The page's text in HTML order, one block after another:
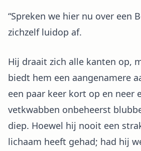
“Spreken we hier nu over een
zichzelf luidop af.
Hij draait zich alle kanten op,
biedt hem een aangenamere
een paar keer kort op en neer
vetkwabben onbeheerst
diep. Hoewel hij nooit een
lichaam heeft gehad; had hij